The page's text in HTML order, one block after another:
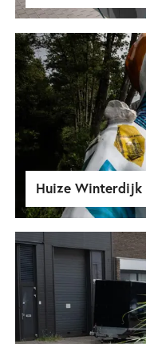
Huize Winterdijk